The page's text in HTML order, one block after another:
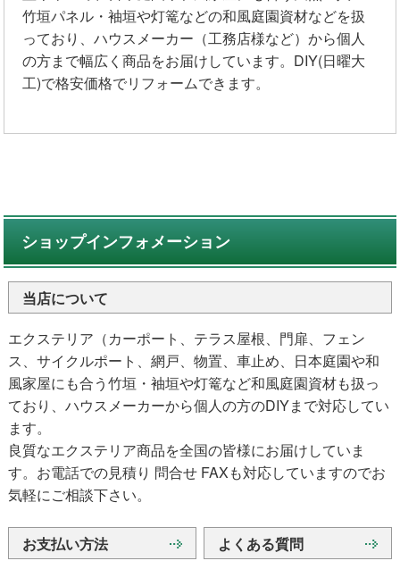
竹垣パネル・袖垣や灯篭などの和風庭園資材などを扱
っており、ハウスメーカー（工務店様など）から個人
の方まで幅広く商品をお届けしています。DIY(日曜大
工)で格安価格でリフォームできます。
ショップインフォメーション
当店について
エクステリア（カーポート、テラス屋根、門扉、フェン
ス、サイクルポート、網戸、物置、車止め、日本庭園や和
風家屋にも合う竹垣・袖垣や灯篭など和風庭園資材も扱っ
ており、ハウスメーカーから個人の方のDIYまで対応してい
ます。
良質なエクステリア商品を全国の皆様にお届けしていま
す。お電話での見積り 問合せ FAXも対応していますのでお
気軽にご相談下さい。
お支払い方法 よくある質問